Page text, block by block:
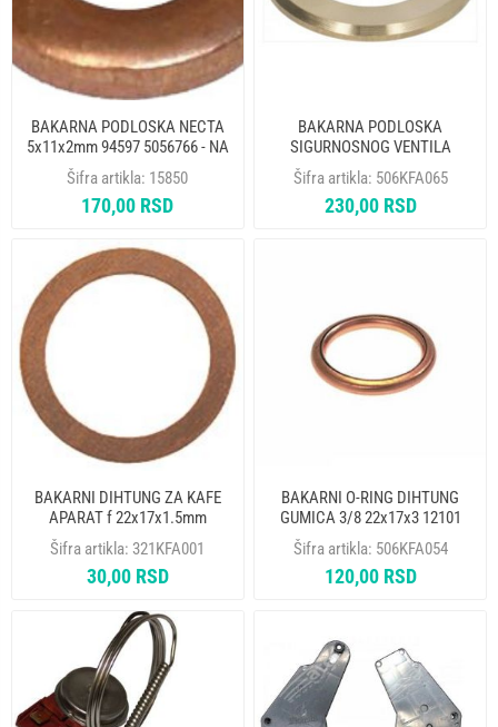
BAKARNA PODLOSKA NECTA
5x11x2mm 94597 5056766 - NA
Šifra artikla: 15850
170,00 RSD
BAKARNA PODLOSKA
SIGURNOSNOG VENTILA
27x17x2 mm 40000005
Šifra artikla: 506KFA065
230,00 RSD
BAKARNI DIHTUNG ZA KAFE
APARAT f 22x17x1.5mm
Šifra artikla: 321KFA001
30,00 RSD
BAKARNI O-RING DIHTUNG
GUMICA 3/8 22x17x3 12101
Šifra artikla: 506KFA054
120,00 RSD